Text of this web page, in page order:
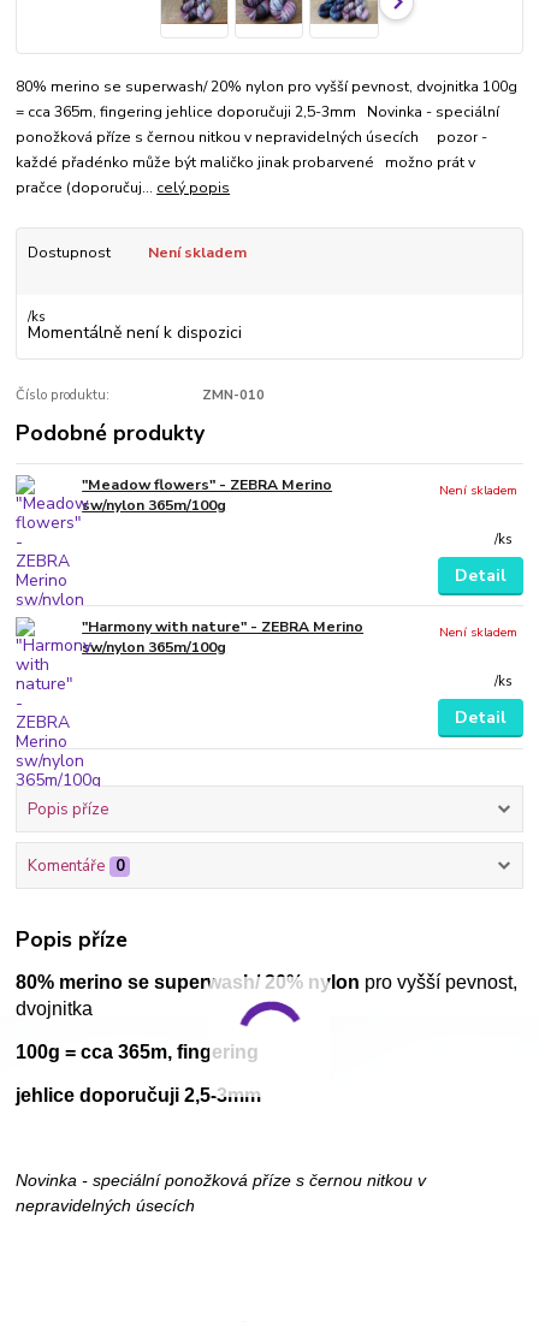
80% merino se superwash/ 20% nylon pro vyšší pevnost, dvojnitka 100g
= cca 365m, fingering jehlice doporučuji 2,5-3mm Novinka - speciální
ponožková příze s černou nitkou v nepravidelných úsecích pozor -
každé přadénko může být maličko jinak probarvené možno prát v
pračce (doporučuj... celý popis
Dostupnost Není skladem
/ks
Momentálně není k dispozici
Číslo produktu: ZMN-010
Podobné produkty
"Meadow flowers" - ZEBRA Merino
sw/nylon 365m/100g
/ks
Není skladem
Detail
"Harmony with nature" - ZEBRA Merino
sw/nylon 365m/100g
/ks
Není skladem
Detail
Popis příze
Komentáře 0
Popis příze
80% merino se superwash/ 20% nylon pro vyšší pevnost,
dvojnitka
100g = cca 365m, fingering
jehlice doporučuji 2,5-3mm
Novinka - speciální ponožková příze s černou nitkou v
nepravidelných úsecích